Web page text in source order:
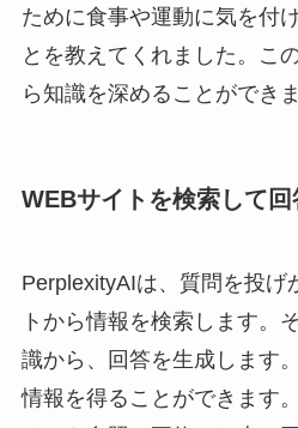
ために食事や運動に気を付
とを教えてくれました。こ
ら知識を深めることができま
WEBサイトを検索して回
PerplexityAIは、質問を投げ
トから情報を検索します。
識から、回答を生成します
情報を得ることができます